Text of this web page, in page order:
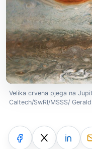
Velika crvena pjega na
Caltech/SwRI/MSSS/